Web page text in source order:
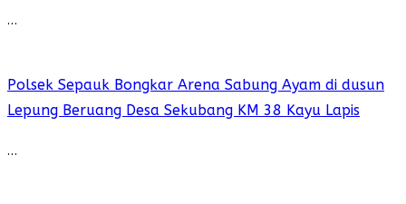
…
Polsek Sepauk Bongkar Arena Sabung Ayam di dusun
Lepung Beruang Desa Sekubang KM 38 Kayu Lapis
…